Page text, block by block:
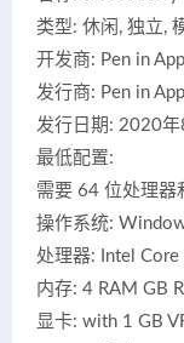
类型: 休闲, 独立,
开发商: Pen in
发行商: Pen in
发行日期: 2020年
最低配置:
需要 64 位处理器
操作系统:
处理器: Intel
内存: 4 RAM GB
显卡: with 1 GB